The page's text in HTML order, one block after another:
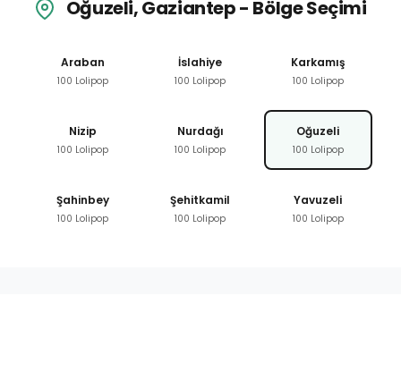
Oğuzeli, Gaziantep - Bölge Seçimi
Araban
100 Lolipop
İslahiye
100 Lolipop
Karkamış
100 Lolipop
Nizip
100 Lolipop
Nurdağı
100 Lolipop
Oğuzeli
100 Lolipop
Şahinbey
100 Lolipop
Şehitkamil
100 Lolipop
Yavuzeli
100 Lolipop